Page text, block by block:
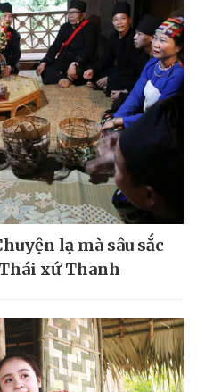
lạ mà sâu sắc
xứ Thanh